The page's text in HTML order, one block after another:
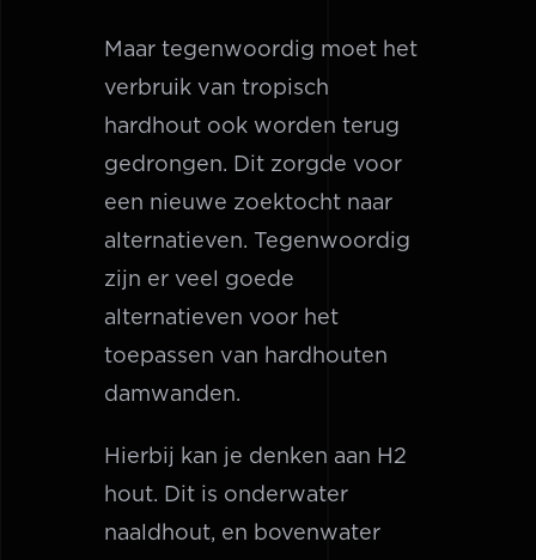
Maar tegenwoordig moet het
verbruik van tropisch
hardhout ook worden terug
gedrongen. Dit zorgde voor
een nieuwe zoektocht naar
alternatieven. Tegenwoordig
zijn er veel goede
alternatieven voor het
toepassen van hardhouten
damwanden.
Hierbij kan je denken aan H2
hout. Dit is onderwater
naaldhout, en bovenwater